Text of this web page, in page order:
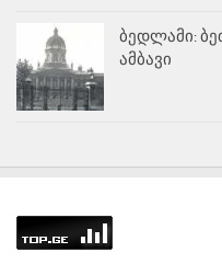
ბედლამი:
ამბავი